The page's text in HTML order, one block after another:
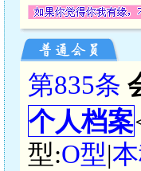
第835条
个人档案
型:O型|